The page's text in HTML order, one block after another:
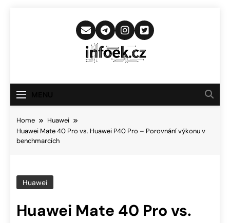
Infoek.cz
Novinkám
Home
Huawei
Huawei Mate 40 Pro vs. Huawei P40 Pro – Porovnání výkonu v
benchmarcích
Huawei
Huawei Mate 40 Pro vs.